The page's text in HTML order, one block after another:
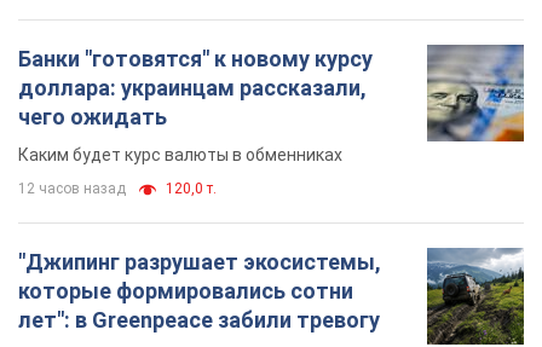
Банки "готовятся" к новому курсу
доллара: украинцам рассказали,
чего ожидать
Каким будет курс валюты в обменниках
12 часов назад 120,0 т.
"Джипинг разрушает экосистемы,
которые формировались сотни
лет": в Greenpeace забили тревогу